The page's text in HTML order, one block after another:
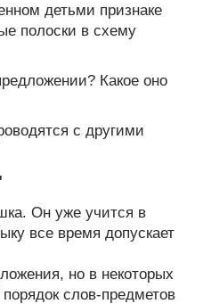
детьми признаке
полоски в схему
Какое оно
с другими
Он уже учится в
все время допускает
но в некоторых
слов-предметов